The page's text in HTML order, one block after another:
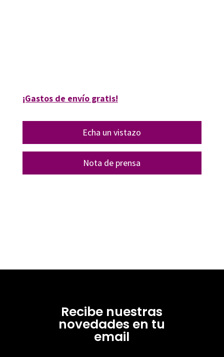
¡Gastos de envío gratis!
Echa un vistazo
Nota de prensa
Recibe nuestras
novedades en tu
email